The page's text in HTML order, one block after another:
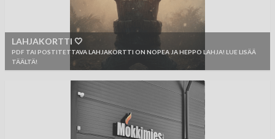
LAHJAKORTTI 🤍
PDF TAI POSTITETTAVA LAHJAKORTTI ON NOPEA JA HEPPO LAHJA! LUE LISÄÄ
TÄÄLTÄ!